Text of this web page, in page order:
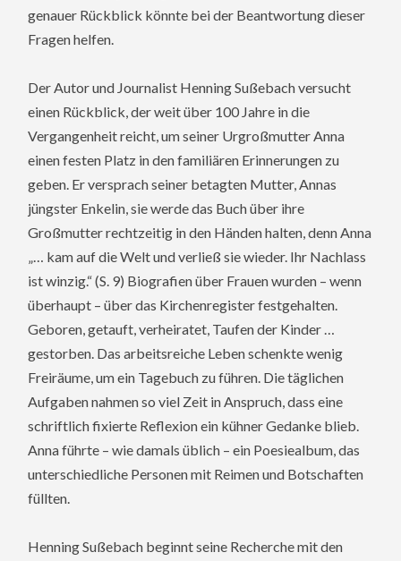
genauer Rückblick könnte bei der Beantwortung dieser
Fragen helfen.
Der Autor und Journalist Henning Sußebach versucht
einen Rückblick, der weit über 100 Jahre in die
Vergangenheit reicht, um seiner Urgroßmutter Anna
einen festen Platz in den familiären Erinnerungen zu
geben. Er versprach seiner betagten Mutter, Annas
jüngster Enkelin, sie werde das Buch über ihre
Großmutter rechtzeitig in den Händen halten, denn Anna
„… kam auf die Welt und verließ sie wieder. Ihr Nachlass
ist winzig.“ (S. 9) Biografien über Frauen wurden – wenn
überhaupt – über das Kirchenregister festgehalten.
Geboren, getauft, verheiratet, Taufen der Kinder …
gestorben. Das arbeitsreiche Leben schenkte wenig
Freiräume, um ein Tagebuch zu führen. Die täglichen
Aufgaben nahmen so viel Zeit in Anspruch, dass eine
schriftlich fixierte Reflexion ein kühner Gedanke blieb.
Anna führte – wie damals üblich – ein Poesiealbum, das
unterschiedliche Personen mit Reimen und Botschaften
füllten.
Henning Sußebach beginnt seine Recherche mit den